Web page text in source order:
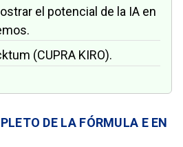
el potencial de la IA en
(CUPRA KIRO).
DE LA FÓRMULA E EN